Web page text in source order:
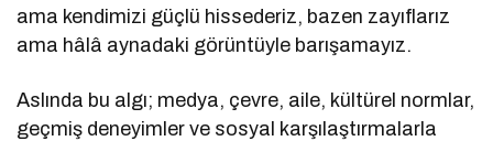
ama kendimizi güçlü hissederiz, bazen zayıflarız
ama hâlâ aynadaki görüntüyle barışamayız.
Aslında bu algı; medya, çevre, aile, kültürel normlar,
geçmiş deneyimler ve sosyal karşılaştırmalarla